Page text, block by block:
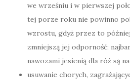
we wrześniu i w pierwszej
tej porze roku nie powinno
wzrostu, gdyż przez to
zmniejszą jej odporność;
nawozami jesienią dla róż są
usuwanie chorych,